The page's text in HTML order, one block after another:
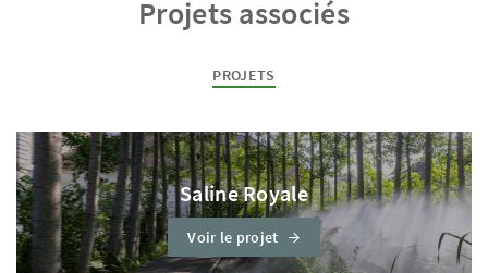
Projets associés
PROJETS
Saline Royale
Voir le projet